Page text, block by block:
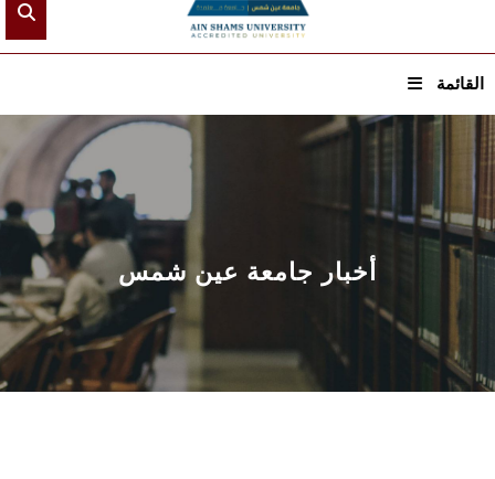
القائمة
الرئيسيـة
عن الجامعة
القطاعـات
الشئون الأكاديمية
البحث العلمي
أخبار جامعة عين شمس